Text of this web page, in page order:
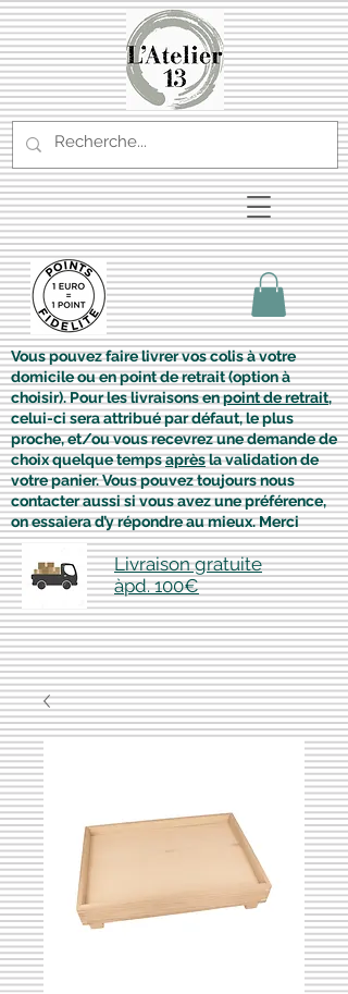
Vous pouvez faire livrer vos colis à votre
domicile ou en point de retrait (option à
choisir). Pour les livraisons enpoint de retrait,
celui-ci sera attribué par défaut, le plus
proche, et/ou vous recevrez une demande de
choix quelque tempsaprèsla validation de
votre panier. Vous pouvez toujours nous
contacter aussi si vous avez une préférence,
on essaiera d’y répondre au mieux. Merci
Livraison gratuite
àpd. 100€